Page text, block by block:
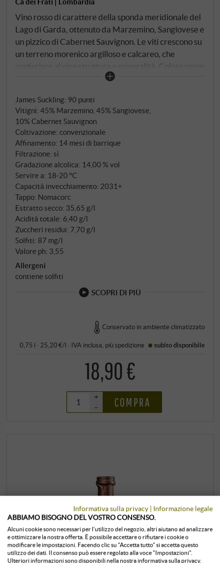
Vino rosso di carattere della sponda meridionale del
Lago di Garda, ottenuto da Marzemino, Sangiovese e
un pizzico di Cabernet Sauvignon. Le viti crescono su
un terreno morenico argilloso e calcareo, che
conferisce al vino struttura e mineralità. Colore rosso
rubino intenso con nucleo violaceo nel bicchiere. Il
prugna, oltre a note di viola, pepe nero e un pizzico di
liquirizia. Al palato è potente ma morbido, con frutta
succosa, tannini ben integrati e spezie fini. Un'acidità
fresca e di supporto fornisce equilibrio e fluidità. Un
vino rosso espressivo con un accento regionale che
brilla sia con piatti di carne forti che con formaggi
stagionati. SUPERIORE.DE
James Suckling: 90 punti
Vitigni: 45% Marzemino, 45% Sangiovese,
10% Cabernet Sauvignon
Coltivazione: convenzionale
Affinamento: 14 mesi di barrique
Filtrazione: sì
Gradazione alcolica: 14,00 % vol
Servire a: 18‑20 °C
Capacità invecchiamento: 2031+
Tappo: Nomacorc
Estratto secco: 35,65 g/l
Acidità totale: 6,40 g/l
Zuccheri residui: 7,70 g/l
Solfiti: 87 mg/l
Valore ph: 3,55
Allergeni
contiene solfiti
SCOPRI DI PIÙ
Conservato in ambiente climatizzato
0,75 l · 25,20 €/l · IVA inclusa , piùspedizione subito disponibile
18,90 €
+
–
COMPRA
Informativa sulla privacy | Informazione legale
ABBIAMO BISOGNO DEL VOSTRO CONSENSO.
Alcuni cookie sono necessari per l'utilizzo del negozio, altri aiutano ad analizzare
e ottimizzare la nostra offerta. È possibile accettare o rifiutare i cookie o
modificare le impostazioni. Facendo clic su "Accetta tutto" si accetta questo
utilizzo dei dati. Il consenso può essere regolato alla voce "Impostazioni".
Ulteriori informazioni sono disponibili nella nostra informativa sulla privacy.